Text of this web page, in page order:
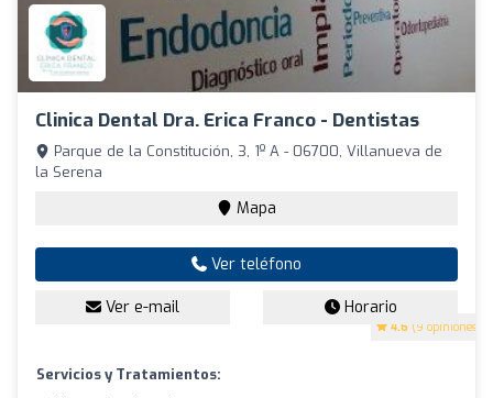
Clinica Dental Dra. Erica Franco - Dentistas
4.6 (9 opiniones)
Parque de la Constitución, 3, 1º A - 06700, Villanueva de
la Serena
Mapa
Ver teléfono
Ver e-mail Horario
Servicios y Tratamientos: